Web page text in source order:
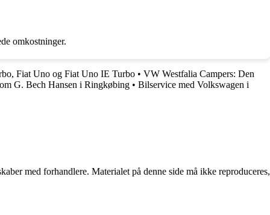
omkostninger.
Fiat Uno og Fiat Uno IE Turbo • VW Westfalia Campers: Den
G. Bech Hansen i Ringkøbing • Bilservice med Volkswagen i
med forhandlere. Materialet på denne side må ikke reproduceres,